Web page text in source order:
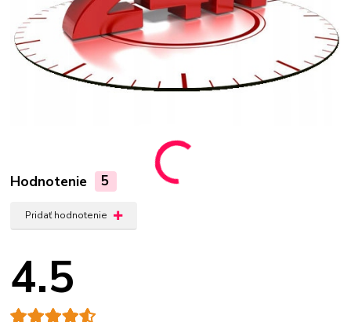
Hodnotenie 5
Pridať hodnotenie
4.5